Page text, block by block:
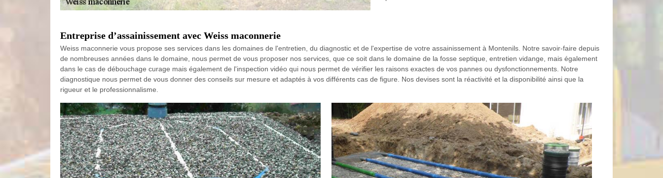
Entreprise d’assainissement avec Weiss maconnerie
Weiss maconnerie vous propose ses services dans les domaines de l'entretien, du diagnostic et de l'expertise de votre assainissement à Montenils. Notre savoir-faire depuis
de nombreuses années dans le domaine, nous permet de vous proposer nos services, que ce soit dans le domaine de la fosse septique, entretien vidange, mais également
dans le cas de débouchage curage mais également de l'inspection vidéo qui nous permet de vérifier les raisons exactes de vos pannes ou dysfonctionnements. Notre
diagnostique nous permet de vous donner des conseils sur mesure et adaptés à vos différents cas de figure. Nos devises sont la réactivité et la disponibilité ainsi que la
rigueur et le professionnalisme.